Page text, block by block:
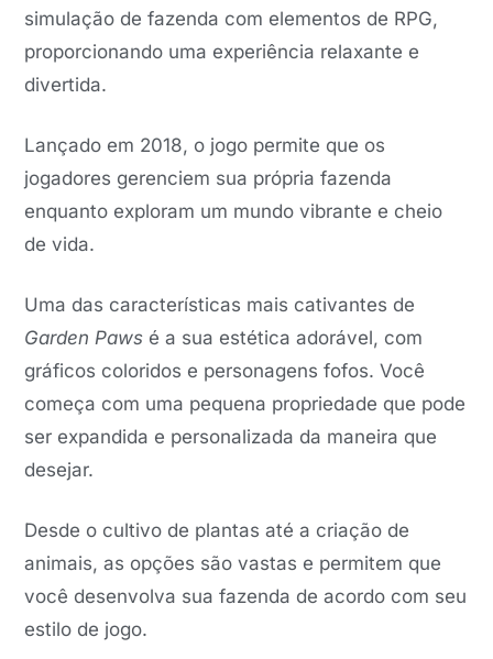
simulação de fazenda com elementos de RPG,
proporcionando uma experiência relaxante e
divertida.
Lançado em 2018, o jogo permite que os
jogadores gerenciem sua própria fazenda
enquanto exploram um mundo vibrante e cheio
de vida.
Uma das características mais cativantes de
Garden Paws é a sua estética adorável, com
gráficos coloridos e personagens fofos. Você
começa com uma pequena propriedade que pode
ser expandida e personalizada da maneira que
desejar.
Desde o cultivo de plantas até a criação de
animais, as opções são vastas e permitem que
você desenvolva sua fazenda de acordo com seu
estilo de jogo.